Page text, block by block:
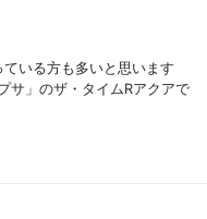
いる方も多いと思います
サ」のザ・タイムRアクアで